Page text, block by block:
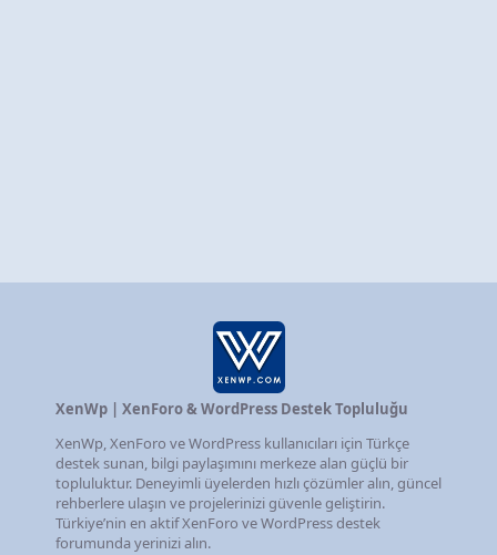
XenWp | XenForo & WordPress Destek Topluluğu
XenWp, XenForo ve WordPress kullanıcıları için Türkçe
destek sunan, bilgi paylaşımını merkeze alan güçlü bir
topluluktur. Deneyimli üyelerden hızlı çözümler alın, güncel
rehberlere ulaşın ve projelerinizi güvenle geliştirin.
Türkiye’nin en aktif XenForo ve WordPress destek
forumunda yerinizi alın.